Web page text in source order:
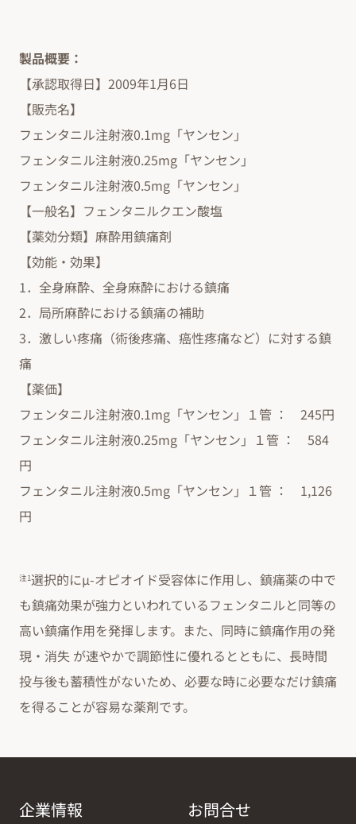
製品概要：
【承認取得日】2009年1月6日
【販売名】
フェンタニル注射液0.1mg「ヤンセン」
フェンタニル注射液0.25mg「ヤンセン」
フェンタニル注射液0.5mg「ヤンセン」
【一般名】フェンタニルクエン酸塩
【薬効分類】麻酔用鎮痛剤
【効能・効果】
1．全身麻酔、全身麻酔における鎮痛
2．局所麻酔における鎮痛の補助
3．激しい疼痛（術後疼痛、癌性疼痛など）に対する鎮
痛
【薬価】
フェンタニル注射液0.1mg「ヤンセン」１管 ： 245円
フェンタニル注射液0.25mg「ヤンセン」１管 ： 584
円
フェンタニル注射液0.5mg「ヤンセン」１管 ： 1,126
円
注1選択的にμ-オピオイド受容体に作用し、鎮痛薬の中で
も鎮痛効果が強力といわれているフェンタニルと同等の
高い鎮痛作用を発揮します。また、同時に鎮痛作用の発
現・消失 が速やかで調節性に優れるとともに、長時間
投与後も蓄積性がないため、必要な時に必要なだけ鎮痛
を得ることが容易な薬剤です。
企業情報 お問合せ